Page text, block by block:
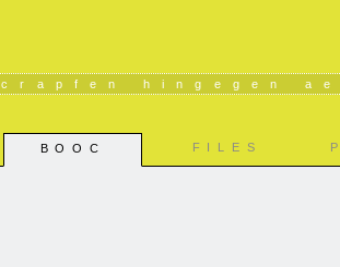
crapfen hingegen
BOOC FILES